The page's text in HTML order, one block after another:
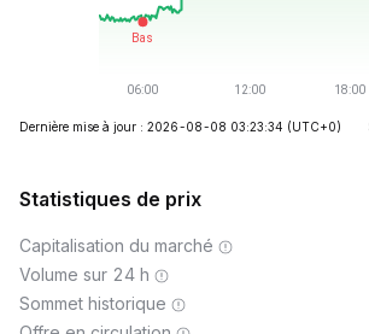
Dernière mise à jour : 2026-08-08 03:23:34 (UTC+0)
Statistiques de prix
Capitalisation du marché
Volume sur 24 h
Sommet historique